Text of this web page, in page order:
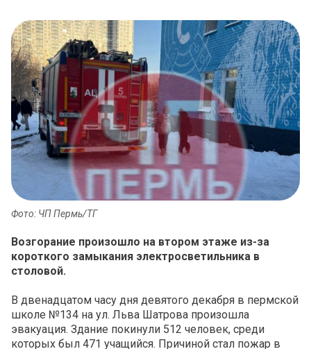
Фото: ЧП Пермь/ТГ
Возгорание произошло на втором этаже из-за
короткого замыкания электросветильника в
столовой.
В двенадцатом часу дня девятого декабря в пермской
школе №134 на ул. Льва Шатрова произошла
эвакуация. Здание покинули 512 человек, среди
которых был 471 учащийся. Причиной стал пожар в